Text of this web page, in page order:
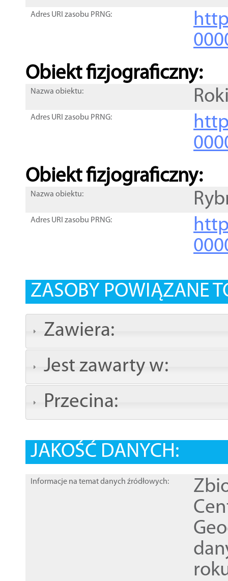
Adres URI zasobu PRNG:
Obiekt fizjograficzny:
Nazwa obiektu:
Adres URI zasobu PRNG:
Obiekt fizjograficzny:
Nazwa obiektu:
Adres URI zasobu PRNG:
ZASOBY POWIĄZANE
Zawiera:
Jest zawarty w:
Przecina:
JAKOŚĆ DANYCH:
Informacje na temat danych źródłowych: